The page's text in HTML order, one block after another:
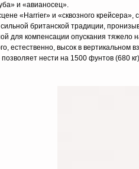
и «авианосец».
«Harrier» и «сквозного
британской традиции,
для компенсации опускания тяжело
естественно, высок в
позволяет нести на 1500 фунтов (680